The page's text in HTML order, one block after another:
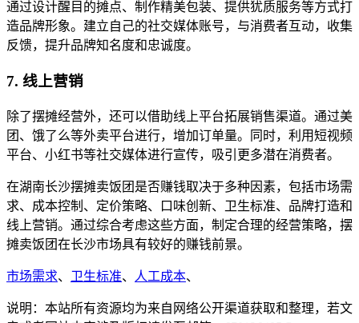
通过设计醒目的摊点、制作精美包装、提供犹质服务等方式打
造品牌形象。建立自己的社交媒体账号，与消费者互动，收集
反馈，提升品牌知名度和忠诚度。
7. 线上营销
除了摆摊经营外，还可以借助线上平台拓展销售渠道。通过美
团、饿了么等外卖平台进行，增加订单量。同时，利用短视频
平台、小红书等社交媒体进行宣传，吸引更多潜在消费者。
在湖南长沙摆摊卖饭团是否赚钱取决于多种因素，包括市场需
求、成本控制、定价策略、口味创新、卫生标准、品牌打造和
线上营销。通过综合考虑这些方面，制定合理的经营策略，摆
摊卖饭团在长沙市场具有较好的赚钱前景。
市场需求、 卫生标准、 人工成本、
说明：本站所有资源均为来自网络公开渠道获取和整理，若文